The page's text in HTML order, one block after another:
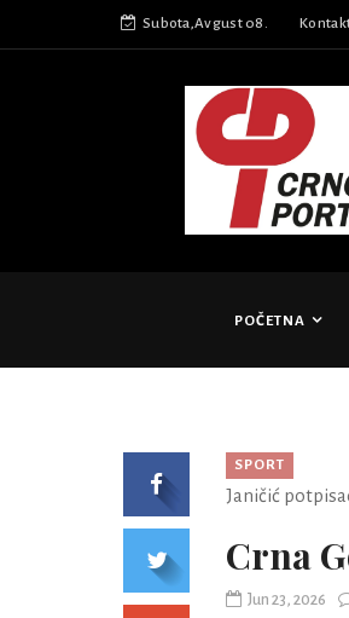
Subota,Avgust 08.
POČETNA
SPORT
Janičić
Crna
Jun 23, 2026